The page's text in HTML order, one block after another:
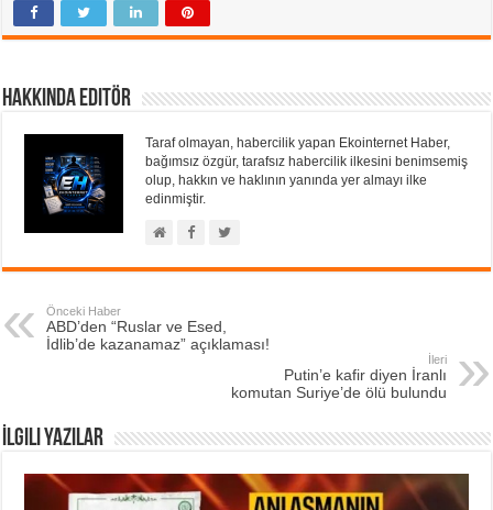
Hakkında Editör
Taraf olmayan, habercilik yapan Ekointernet Haber,
bağımsız özgür, tarafsız habercilik ilkesini benimsemiş
olup, hakkın ve haklının yanında yer almayı ilke
edinmiştir.
Önceki Haber
ABD’den “Ruslar ve Esed,
İdlib’de kazanamaz” açıklaması!
İleri
Putin’e kafir diyen İranlı
komutan Suriye’de ölü bulundu
İlgili Yazılar